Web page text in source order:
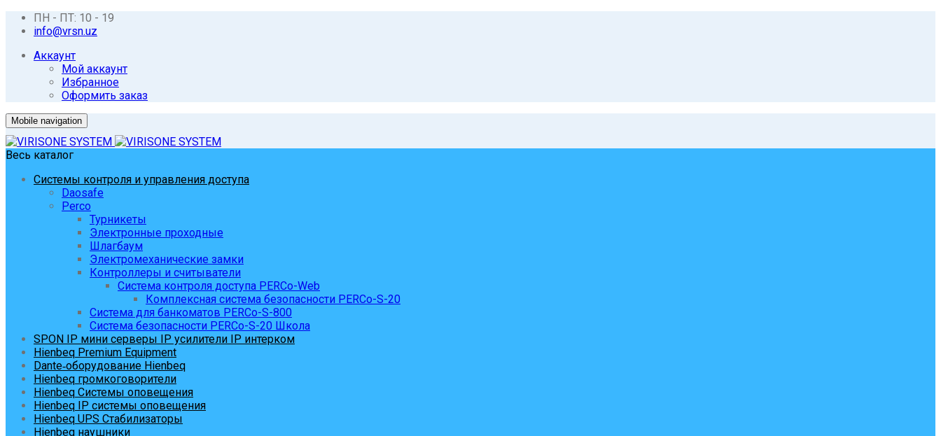
ПН - ПТ: 10 - 19
info@vrsn.uz
Аккаунт
Мой аккаунт
Избранное
Оформить заказ
Mobile navigation
Весь каталог
Системы контроля и управления доступа
Daosafe
Perco
Турникеты
Электронные проходные
Шлагбаум
Электромеханические замки
Контроллеры и считыватели
Система контроля доступа PERCo-Web
Комплексная система безопасности PERCo-S-20
Система для банкоматов PERCo-S-800
Система безопасности PERCo-S-20 Школа
SPON IP мини серверы IP усилители IP интерком
Hienbeq Premium Equipment
Dante‑оборудование Hienbeq
Hienbeq громкоговорители
Hienbeq Системы оповещения
Hienbeq IP системы оповещения
Hienbeq UPS Стабилизаторы
Hienbeq наушники